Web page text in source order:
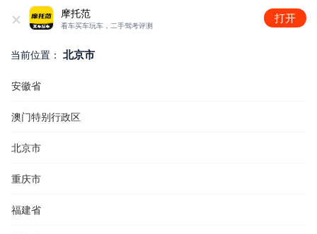
+ 摩托范
看车买车玩车，二手驾考评测
打开
当前位置： 北京市
安徽省
澳门特别行政区
北京市
重庆市
福建省